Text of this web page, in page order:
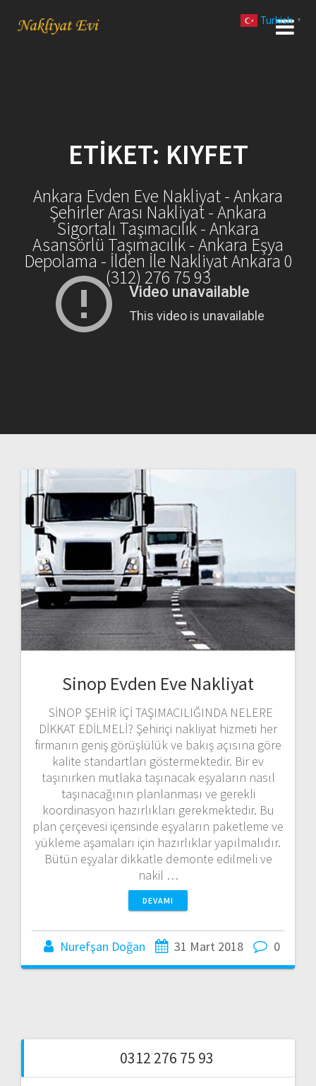
ETIKET: KIYFET
Ankara Evden Eve Nakliyat - Ankara
Şehirler Arası Nakliyat - Ankara
Sigortalı Taşımacılık - Ankara
Asansörlü Taşımacılık - Ankara Eşya
Depolama - İlden İle Nakliyat Ankara 0
(312) 276 75 93
Sinop Evden Eve Nakliyat
SİNOP ŞEHİR İÇİ TAŞIMACILIĞINDA NELERE
DİKKAT EDİLMELİ? Şehiriçi nakliyat hizmeti her
firmanın geniş görüşlülük ve bakış açısına göre
kalite standartları göstermektedir. Bir ev
taşınırken mutlaka taşınacak eşyaların nasıl
taşınacağının planlanması ve gerekli
koordinasyon hazırlıkları gerekmektedir. Bu
plan çerçevesi içerisinde eşyaların paketleme ve
yükleme aşamaları için hazırlıklar yapılmalıdır.
Bütün eşyalar dikkatle demonte edilmeli ve
nakil …
DEVAMI
Nurefşan Doğan 31 Mart 2018 0
0312 276 75 93
Turkish ▼